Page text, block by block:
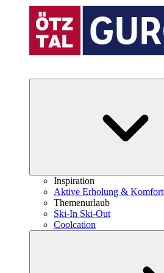
Inspiration
Aktive Erholung & Komfort
Themenurlaub
Ski-In Ski-Out
Coolcation